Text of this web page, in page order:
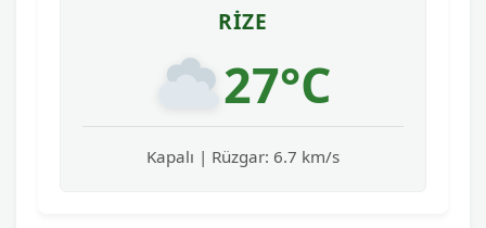
RIZE
27°C
Kapalı | Rüzgar: 6.7 km/s